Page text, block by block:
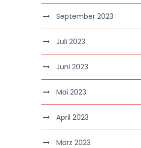
September 2023
Juli 2023
Juni 2023
Mai 2023
April 2023
März 2023